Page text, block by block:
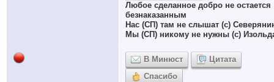
Любое сделанное добро не остается
безнаказанным
Нас (СП) там не слышат (с)
Мы (СП) никому не нужны (с)
В Минюст
Цитата
Спасибо